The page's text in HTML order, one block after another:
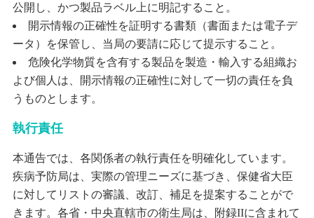
公開し、かつ製品ラベル上に明記すること。
開示情報の正確性を証明する書類（書面または電子デ
ータ）を保管し、当局の要請に応じて提示すること。
危険化学物質を含有する製品を製造・輸入する組織お
よび個人は、開示情報の正確性に対して一切の責任を負
うものとします。
執行責任
本通告では、各関係者の執行責任を明確化しています。
疾病予防局は、実際の管理ニーズに基づき、保健省大臣
に対してリストの審議、改訂、補足を提案することがで
きます。各省・中央直轄市の衛生局は、附録IIに含まれて